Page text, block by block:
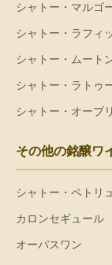
シャトー・マルゴ
シャトー・ラフィ
シャトー・ムート
シャトー・ラトゥ
シャトー・オーブ
その他の銘醸ワ
シャトー・ペトリ
カロンセギュール
オーパスワン